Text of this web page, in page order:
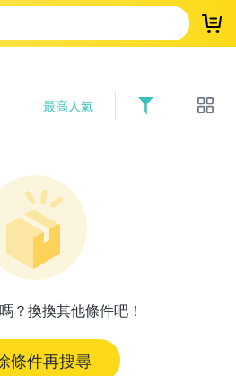
登
最高人氣
？換換其他條件吧！
條件再搜尋